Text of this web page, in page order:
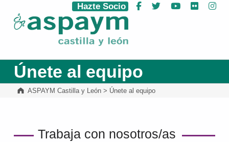
ASPAYM Castilla y León
Hazte Socio Facebook
Twitter YouTube
Flickr
Únete al equipo
ASPAYM Castilla y León> Únete al equipo
Trabaja con nosotros/as